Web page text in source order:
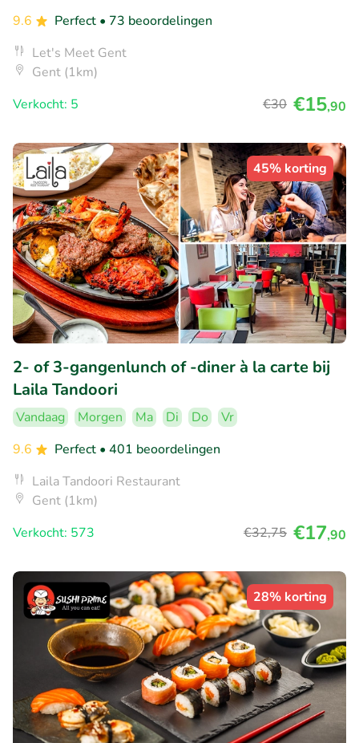
9.6
Perfect • 73 beoordelingen
Let's Meet Gent
Gent (1km)
Verkocht: 5
€30 €15,90
45% korting
2- of 3-gangenlunch of -diner à la carte bij
Laila Tandoori
Vandaag Morgen Ma Di Do
Vr
9.6
Perfect • 401 beoordelingen
Laila Tandoori Restaurant
Gent (1km)
Verkocht: 573
€32,75 €17,90
28% korting